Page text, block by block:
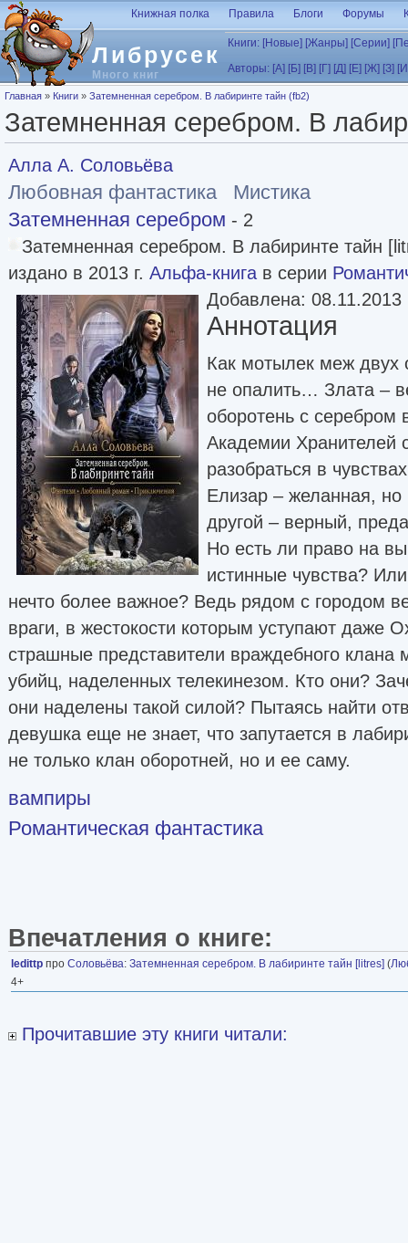
Перейти к основному содержанию
Либрусек
Много книг
Книжная полка Правила Блоги Форумы
Книги: [Новые] [Жанры] [Серии]
Авторы: [А] [Б] [В] [Г] [Д] [Е] [Ж] [З]
Вы здесь
Главная » Книги » Затемненная серебром. В лабиринте тайн (fb2)
Затемненная серебром. В
Алла А. Соловьёва
Любовная фантастика
Мистика
Затемненная серебром - 2
Затемненная серебром. В лабиринте тайн
издано в 2013 г. Альфа-книга в серии
Добавлена: 08.11.2013
Аннотация
Как мотылек меж двух
не опалить… Злата –
оборотень с серебром
Академии Хранителей
разобраться в
Елизар – желанная,
другой – верный,
Но есть ли право на
истинные чувства?
нечто более важное? Ведь рядом с городом
враги, в жестокости которым уступают даже
страшные представители враждебного клана
убийц, наделенных телекинезом. Кто они?
они наделены такой силой? Пытаясь найти
девушка еще не знает, что запутается в
не только клан оборотней, но и ее саму.
вампиры
Романтическая фантастика
Впечатления о книге:
ledittp про Соловьёва: Затемненная серебром. В лабиринте тайн [litres] (
4+
Прочитавшие эту книги читали: